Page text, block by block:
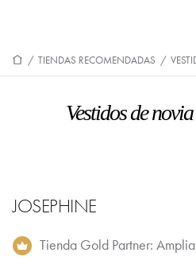
/ TIENDAS RECOMENDADAS /
Vestidos de
JOSEPHINE
Tienda Gold Partner: